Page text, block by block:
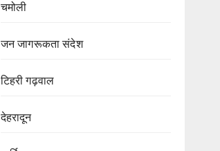
चमोली
जन जागरूकता संदेश
टिहरी गढ़वाल
देहरादून